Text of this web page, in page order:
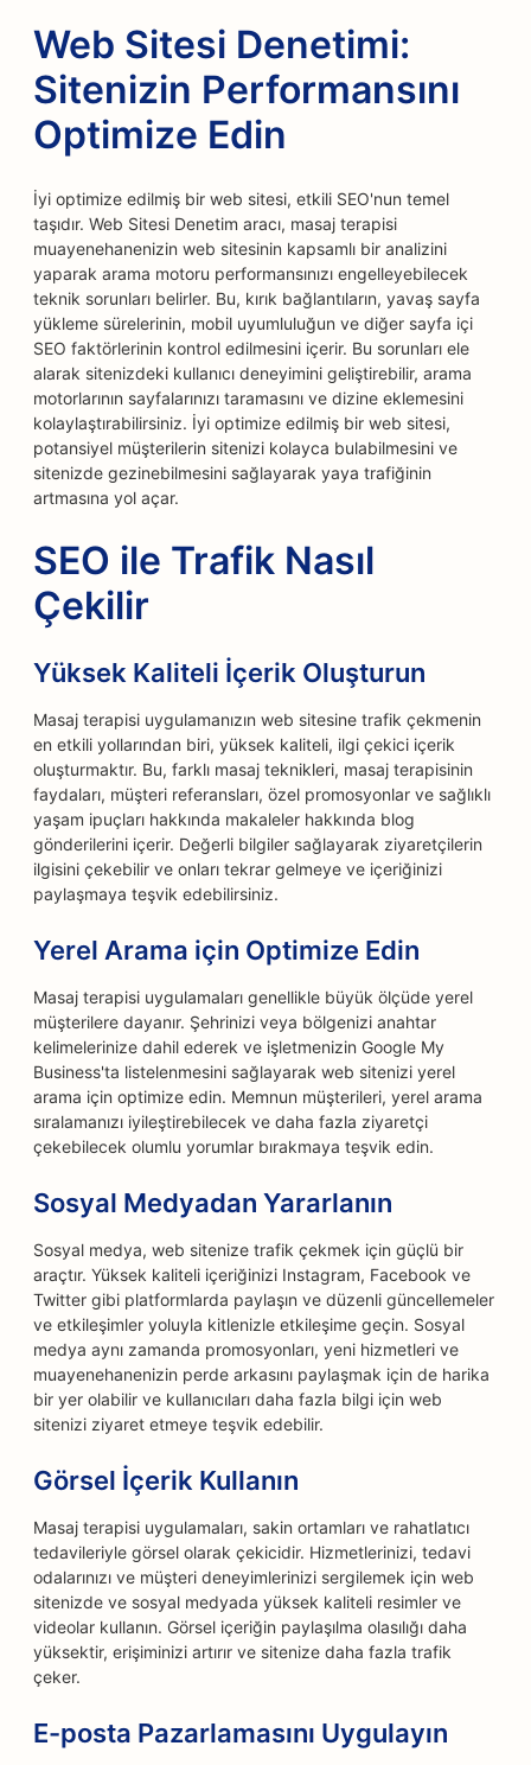
Web Sitesi Denetimi:
Sitenizin Performansını
Optimize Edin
İyi optimize edilmiş bir web sitesi, etkili SEO'nun temel
taşıdır. Web Sitesi Denetim aracı, masaj terapisi
muayenehanenizin web sitesinin kapsamlı bir analizini
yaparak arama motoru performansınızı engelleyebilecek
teknik sorunları belirler. Bu, kırık bağlantıların, yavaş sayfa
yükleme sürelerinin, mobil uyumluluğun ve diğer sayfa içi
SEO faktörlerinin kontrol edilmesini içerir. Bu sorunları ele
alarak sitenizdeki kullanıcı deneyimini geliştirebilir, arama
motorlarının sayfalarınızı taramasını ve dizine eklemesini
kolaylaştırabilirsiniz. İyi optimize edilmiş bir web sitesi,
potansiyel müşterilerin sitenizi kolayca bulabilmesini ve
sitenizde gezinebilmesini sağlayarak yaya trafiğinin
artmasına yol açar.
SEO ile Trafik Nasıl
Çekilir
Yüksek Kaliteli İçerik Oluşturun
Masaj terapisi uygulamanızın web sitesine trafik çekmenin
en etkili yollarından biri, yüksek kaliteli, ilgi çekici içerik
oluşturmaktır. Bu, farklı masaj teknikleri, masaj terapisinin
faydaları, müşteri referansları, özel promosyonlar ve sağlıklı
yaşam ipuçları hakkında makaleler hakkında blog
gönderilerini içerir. Değerli bilgiler sağlayarak ziyaretçilerin
ilgisini çekebilir ve onları tekrar gelmeye ve içeriğinizi
paylaşmaya teşvik edebilirsiniz.
Yerel Arama için Optimize Edin
Masaj terapisi uygulamaları genellikle büyük ölçüde yerel
müşterilere dayanır. Şehrinizi veya bölgenizi anahtar
kelimelerinize dahil ederek ve işletmenizin Google My
Business'ta listelenmesini sağlayarak web sitenizi yerel
arama için optimize edin. Memnun müşterileri, yerel arama
sıralamanızı iyileştirebilecek ve daha fazla ziyaretçi
çekebilecek olumlu yorumlar bırakmaya teşvik edin.
Sosyal Medyadan Yararlanın
Sosyal medya, web sitenize trafik çekmek için güçlü bir
araçtır. Yüksek kaliteli içeriğinizi Instagram, Facebook ve
Twitter gibi platformlarda paylaşın ve düzenli güncellemeler
ve etkileşimler yoluyla kitlenizle etkileşime geçin. Sosyal
medya aynı zamanda promosyonları, yeni hizmetleri ve
muayenehanenizin perde arkasını paylaşmak için de harika
bir yer olabilir ve kullanıcıları daha fazla bilgi için web
sitenizi ziyaret etmeye teşvik edebilir.
Görsel İçerik Kullanın
Masaj terapisi uygulamaları, sakin ortamları ve rahatlatıcı
tedavileriyle görsel olarak çekicidir. Hizmetlerinizi, tedavi
odalarınızı ve müşteri deneyimlerinizi sergilemek için web
sitenizde ve sosyal medyada yüksek kaliteli resimler ve
videolar kullanın. Görsel içeriğin paylaşılma olasılığı daha
yüksektir, erişiminizi artırır ve sitenize daha fazla trafik
çeker.
E-posta Pazarlamasını Uygulayın